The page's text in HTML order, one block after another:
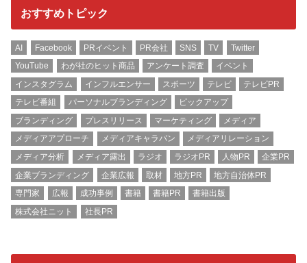
おすすめトピック
AI Facebook PRイベント PR会社 SNS TV
Twitter
YouTube
わが社のヒット商品 アンケート調査
イベント
インスタグラム
インフルエンサー スポーツ テレビ
テレビPR
テレビ番組
パーソナルブランディング
ピックアップ
ブランディング
プレスリリース マーケティング
メディア
メディアアプローチ
メディアキャラバン
メディアリレーション
メディア分析
メディア露出 ラジオ ラジオPR 人物PR
企業PR
企業ブランディング
企業広報 取材 地方PR
地方自治体PR
専門家
広報 成功事例 書籍 書籍PR
書籍出版
株式会社ニット
社長PR